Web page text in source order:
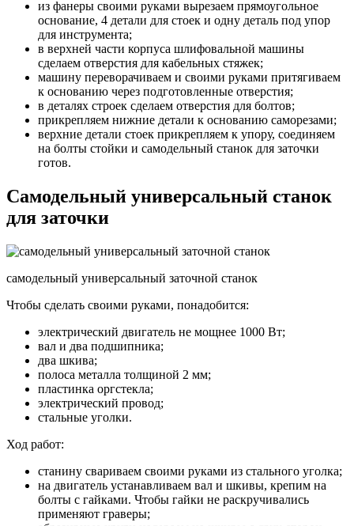
из фанеры своими руками вырезаем прямоугольное
основание, 4 детали для стоек и одну деталь под упор
для инструмента;
в верхней части корпуса шлифовальной машины
сделаем отверстия для кабельных стяжек;
машину переворачиваем и своими руками притягиваем
к основанию через подготовленные отверстия;
в деталях строек сделаем отверстия для болтов;
прикрепляем нижние детали к основанию саморезами;
верхние детали стоек прикрепляем к упору, соединяем
на болты стойки и самодельный станок для заточки
готов.
Самодельный универсальный станок
для заточки
самодельный универсальный заточной станок
Чтобы сделать своими руками, понадобится:
электрический двигатель не мощнее 1000 Вт;
вал и два подшипника;
два шкива;
полоса металла толщиной 2 мм;
пластинка оргстекла;
электрический провод;
стальные уголки.
Ход работ:
станину свариваем своими руками из стального уголка;
на двигатель устанавливаем вал и шкивы, крепим на
болты с гайками. Чтобы гайки не раскручивались
применяют граверы;